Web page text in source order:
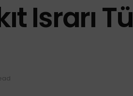
Israrı